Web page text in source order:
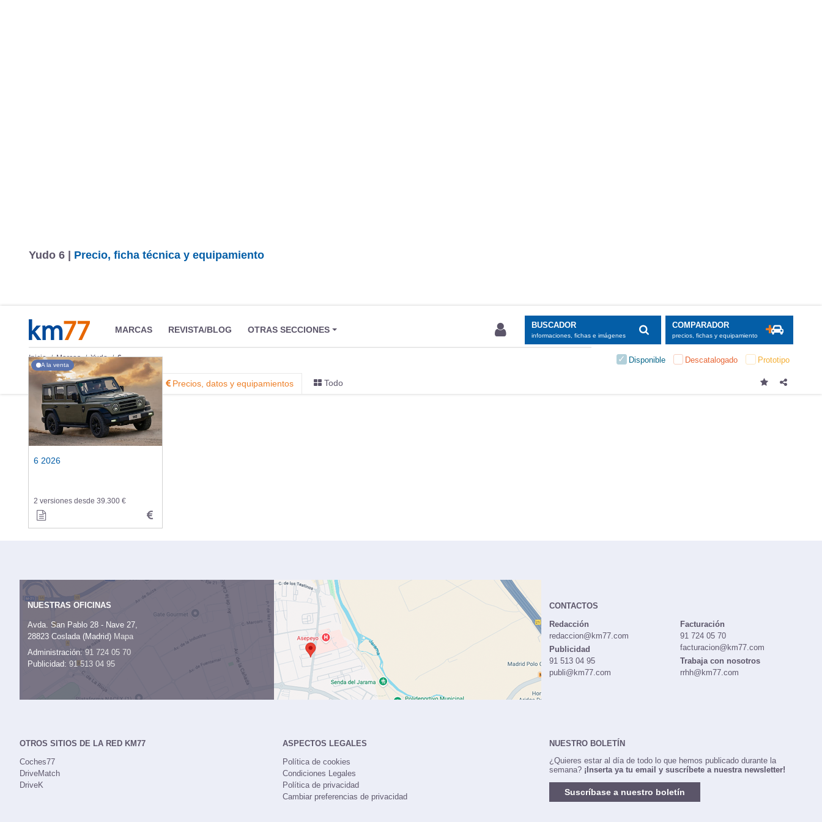
MARCAS REVISTA/BLOG OTRAS SECCIONES BUSCADOR
informaciones, fichas e imágenes
COMPARADOR
precios, fichas y equipamiento
Inicio Marcas Yudo 6 Disponible Descatalogado Prototipo
Información Fotos Precios, datos y equipamientos Todo
Yudo 6 | Precio, ficha técnica y equipamiento
A la venta
6 2026
2 versiones desde 39.300 €
NUESTRAS OFICINAS
Avda. San Pablo 28 - Nave 27,
28823 Coslada (Madrid) Mapa
Administración:91 724 05 70
Publicidad: 91 513 04 95
CONTACTOS
Redacción
redaccion@km77.com
Publicidad
91 513 04 95
publi@km77.com
Facturación
91 724 05 70
facturacion@km77.com
Trabaja con nosotros
rrhh@km77.com
OTROS SITIOS DE LA RED KM77
Coches77
DriveMatch
DriveK
ASPECTOS LEGALES
Política de cookies
Condiciones Legales
Política de privacidad
Cambiar preferencias de privacidad
NUESTRO BOLETÍN
¿Quieres estar al día de todo lo que hemos publicado durante la
semana? ¡Inserta ya tu email y suscríbete a nuestra newsletter!
Suscríbase a nuestro boletín